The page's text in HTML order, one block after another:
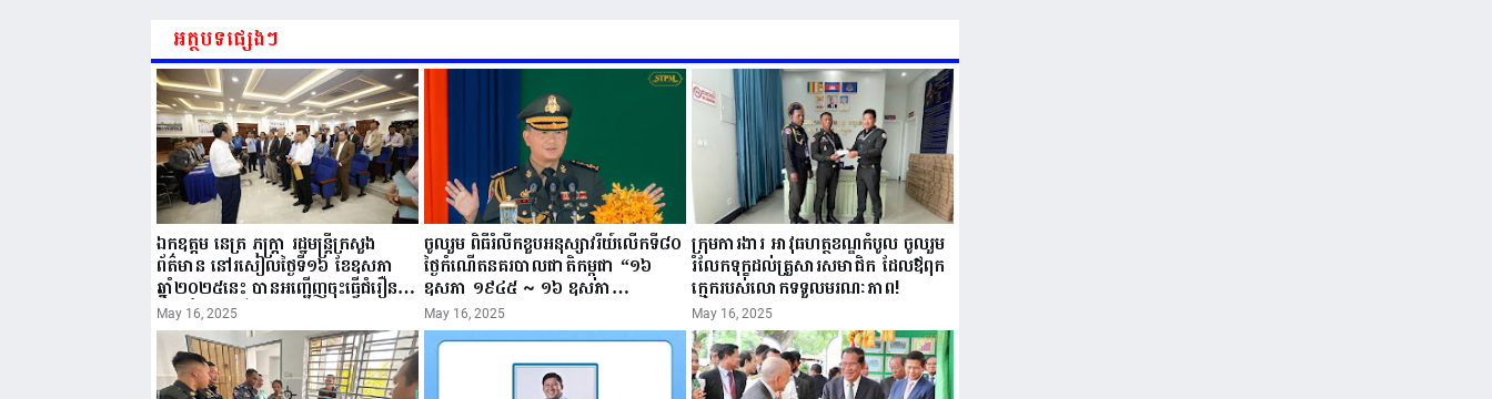
អត្ថបទផ្សេងៗ
ឯកឧត្តម នេត្រ ភក្ត្រា រដ្ឋមន្ត្រីក្រសួង
ព័ត៌មាន នៅរសៀលថ្ងៃទី១៦ ខែឧសភា
ឆ្នាំ២០២៥នេះ បានអញ្ជើញចុះធ្វើជំរឿន
ថ្នាក់ដឹកនាំមន្ត្រីរាជការស៉ីវិល នៃក្រសួង
ព័ត៌មាន...
May 16, 2025
ចូលរួម ពិធីរំលឹកខួបអនុស្សាវរីយ៍លើកទី៨០
ថ្ងៃកំណើតនគរបាលជាតិកម្ពុជា “១៦
ឧសភា ១៩៤៥ ~ ១៦ ឧសភា
២០២៥”...
May 16, 2025
ក្រុមការងារ អាវុធហត្ថខណ្ឌកំបូល ចូលរួម
រំលែកទុក្ខដល់គ្រួសារសមាជិក ដែលឪពុក
ក្មេករបស់លោកទទួលមរណៈភាព!
May 16, 2025